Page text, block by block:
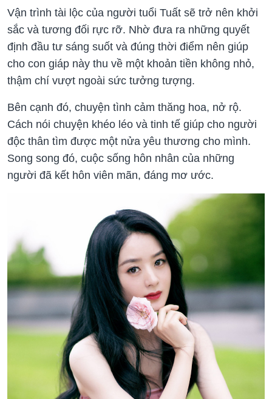
Vận trình tài lộc của người tuổi Tuất sẽ trở nên khởi
sắc và tương đối rực rỡ. Nhờ đưa ra những quyết
định đầu tư sáng suốt và đúng thời điểm nên giúp
cho con giáp này thu về một khoản tiền không nhỏ,
thậm chí vượt ngoài sức tưởng tượng.
Bên cạnh đó, chuyện tình cảm thăng hoa, nở rộ.
Cách nói chuyện khéo léo và tinh tế giúp cho người
độc thân tìm được một nửa yêu thương cho mình.
Song song đó, cuộc sống hôn nhân của những
người đã kết hôn viên mãn, đáng mơ ước.